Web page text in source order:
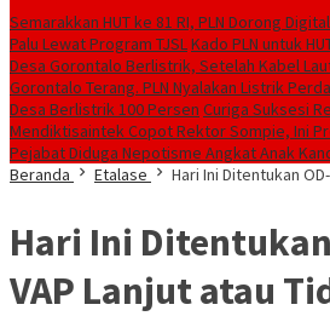
Semarakkan HUT ke 81 RI, PLN Dorong
Palu Lewat Program TJSLKado PLN untuk
Desa Gorontalo Berlistrik, Setelah Kabel
Gorontalo Terang. PLN Nyalakan Listrik
Desa Berlistrik 100 Persen Curiga Suksesi
Mendiktisaintek Copot Rektor Sompie, Ini
Pejabat Diduga Nepotisme Angkat Anak
Beranda
Etalase Hari Ini Ditentukan
Hari Ini Ditentukan
VAP Lanjut atau